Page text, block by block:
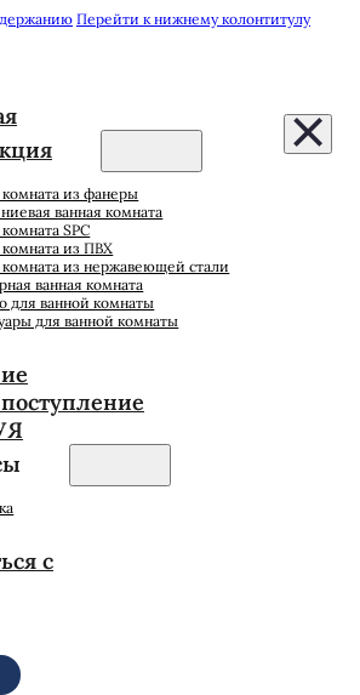
Перейти к нижнему колонтитулу
комната из фанеры
ванная комната
SPC
комната из ПВХ
комната из нержавеющей стали
ванная комната
для ванной комнаты
для ванной комнаты
с